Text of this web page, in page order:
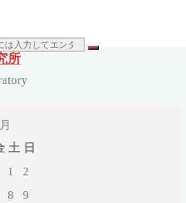
所
土 日
1
2
8
9